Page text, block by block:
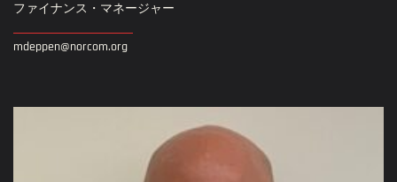
ファイナンス・マネージャー
mdeppen@norcom.org